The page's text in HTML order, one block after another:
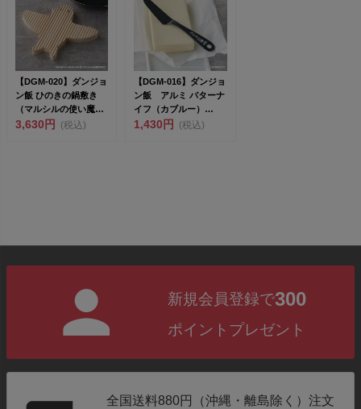
【DGM-020】ダンジョ
ン飯 ひのきの鍋敷き
（マルシルの使い魔）
<br>...
3,630円 (税込)
【DGM-016】ダンジョ
ン飯 アルミ バターナ
イフ（カブルー）
<br>...
1,430円 (税込)
新規会員登録で300
ポイントプレゼント
全国送料880円（沖縄・離島除く）注文